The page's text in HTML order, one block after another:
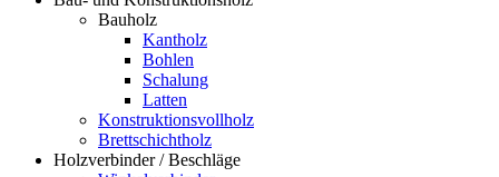
Bauholz
Kantholz
Bohlen
Schalung
Latten
Konstruktionsvollholz
Brettschichtholz
Holzverbinder / Beschläge